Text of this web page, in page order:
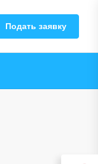
Подать заявку